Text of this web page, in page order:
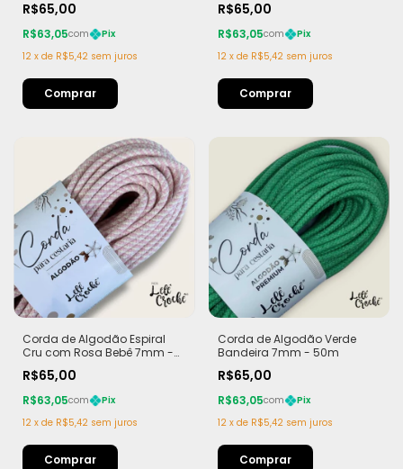
R$65,00
R$63,05com
Pix
12 x de R$5,42 sem juros
R$65,00
R$63,05com
Pix
12 x de R$5,42 sem juros
Corda de Algodão Espiral
Cru com Rosa Bebê 7mm -
R$65,00
R$63,05com
Pix
12 x de R$5,42 sem juros
Corda de Algodão Verde
Bandeira 7mm - 50m
R$65,00
R$63,05com
Pix
12 x de R$5,42 sem juros